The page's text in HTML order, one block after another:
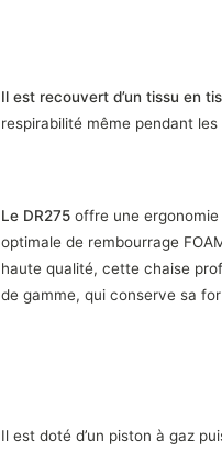
Il est recouvert d’un tissu en
respirabilité même pendant les
Le DR275 offre une ergonomie
optimale de rembourrage
haute qualité, cette chaise
de gamme, qui conserve sa
Il est doté d’un piston à gaz